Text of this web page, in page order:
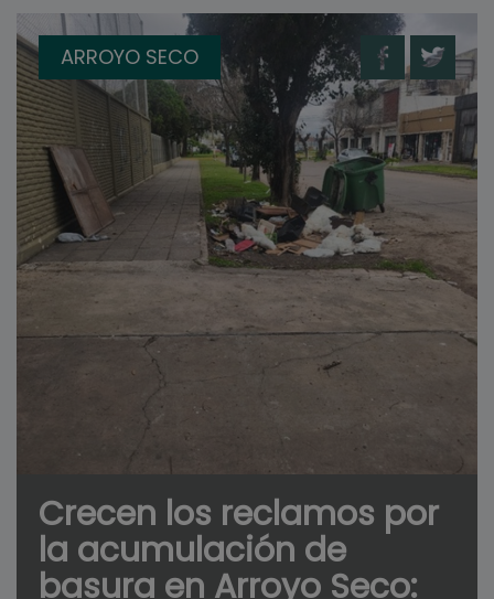
ARROYO SECO
Crecen los reclamos por
la acumulación de
basura en Arroyo Seco: